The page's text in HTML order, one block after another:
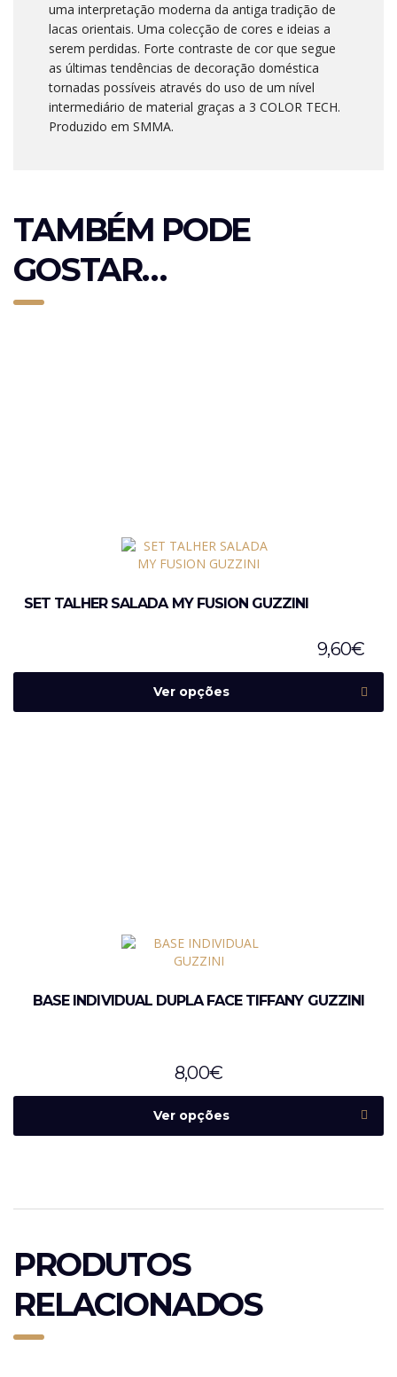
uma interpretação moderna da antiga tradição de
lacas orientais. Uma colecção de cores e ideias a
serem perdidas. Forte contraste de cor que segue
as últimas tendências de decoração doméstica
tornadas possíveis através do uso de um nível
intermediário de material graças a 3 COLOR TECH.
Produzido em SMMA.
TAMBÉM PODE
GOSTAR…
SET TALHER SALADA MY FUSION GUZZINI
9,60€
Ver opções
BASE INDIVIDUAL DUPLA FACE TIFFANY GUZZINI
8,00€
Ver opções
PRODUTOS
RELACIONADOS